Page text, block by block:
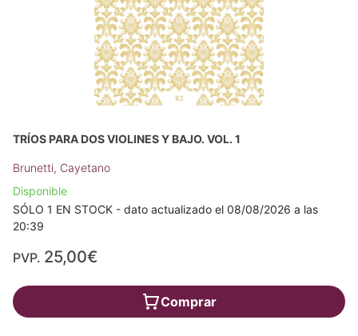
TRÍOS PARA DOS VIOLINES Y BAJO. VOL. 1
Brunetti, Cayetano
Disponible
SÓLO 1 EN STOCK - dato actualizado el 08/08/2026 a las
20:39
PVP. 25,00€
Comprar